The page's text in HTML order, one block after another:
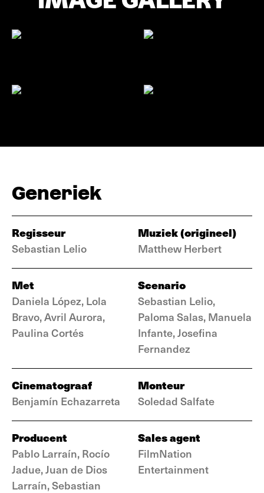
Generiek
Regisseur
Sebastian Lelio
Muziek (origineel)
Matthew Herbert
Met
Daniela López, Lola
Bravo, Avril Aurora,
Paulina Cortés
Scenario
Sebastian Lelio,
Paloma Salas, Manuela
Infante, Josefina
Fernandez
Cinematograaf
Benjamín Echazarreta
Monteur
Soledad Salfate
Producent
Pablo Larraín, Rocío
Jadue, Juan de Dios
Larraín, Sebastian
Sales agent
FilmNation
Entertainment